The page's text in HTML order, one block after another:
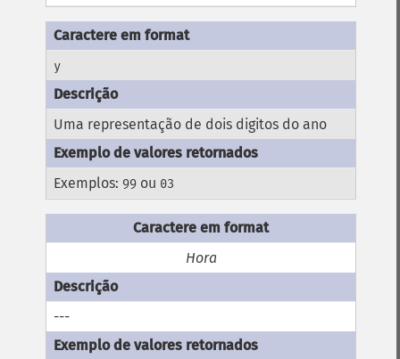
y
Uma representação de dois digitos do ano
Exemplos: 99 ou 03
Hora
---